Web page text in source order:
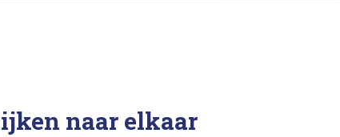
naar elkaar